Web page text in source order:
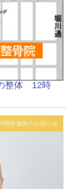
整体 12時
間外施術のお知らせ